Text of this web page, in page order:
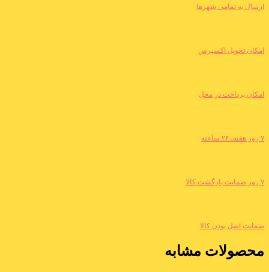
ارسال به تمامی شهرها
امکان تحویل اکسپرس
امکان پرداخت در محل
۷ روز هفته، ۲۴ ساعته
۷ روز ضمانت بازگشت کالا
ضمانت اصل بودن کالا
محصولات مشابه